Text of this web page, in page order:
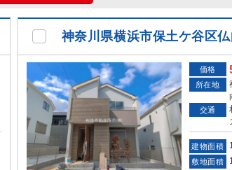
神奈川県横浜市保土ケ谷区
価格
所在地
交通
建物面積
敷地面積